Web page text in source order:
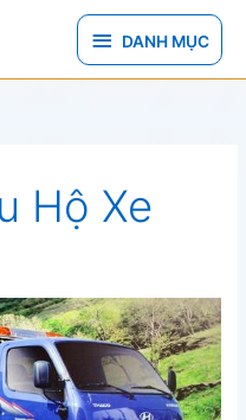
DANH
MỤC
DANH MỤC
Hộ Xe